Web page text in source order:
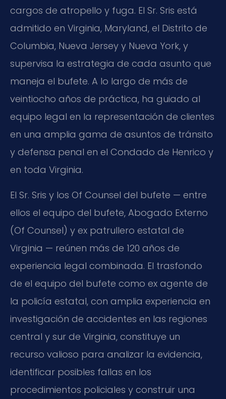
cargos de atropello y fuga. El Sr. Sris está
admitido en Virginia, Maryland, el Distrito de
Columbia, Nueva Jersey y Nueva York, y
supervisa la estrategia de cada asunto que
maneja el bufete. A lo largo de más de
veintiocho años de práctica, ha guiado al
equipo legal en la representación de clientes
en una amplia gama de asuntos de tránsito
y defensa penal en el Condado de Henrico y
en toda Virginia.
El Sr. Sris y los Of Counsel del bufete — entre
ellos el equipo del bufete, Abogado Externo
(Of Counsel) y ex patrullero estatal de
Virginia — reúnen más de 120 años de
experiencia legal combinada. El trasfondo
de el equipo del bufete como ex agente de
la policía estatal, con amplia experiencia en
investigación de accidentes en las regiones
central y sur de Virginia, constituye un
recurso valioso para analizar la evidencia,
identificar posibles fallas en los
procedimientos policiales y construir una